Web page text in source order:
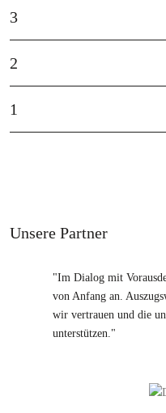
3
2
1
Unsere Partner
"Im Dialog mit
von Anfang an.
wir vertrauen und die
unterstützen."